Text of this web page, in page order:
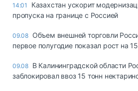
14:01
Казахстан ускорит
пропуска на границе с Россией
09.08 Объем внешней торговли
первое полугодие показал рост на
09.08 В Калининградской области
заблокировал ввоз 15 тонн